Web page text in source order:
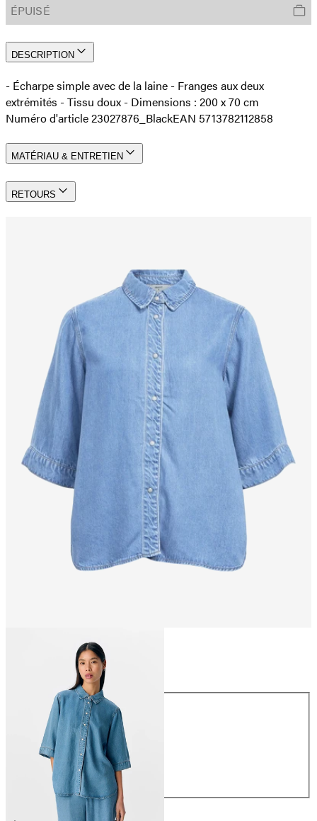
ÉPUISÉ
DESCRIPTION
- Écharpe simple avec de la laine - Franges aux deux
extrémités - Tissu doux - Dimensions : 200 x 70 cm
Numéro d'article 23027876_BlackEAN 5713782112858
MATÉRIAU & ENTRETIEN
RETOURS